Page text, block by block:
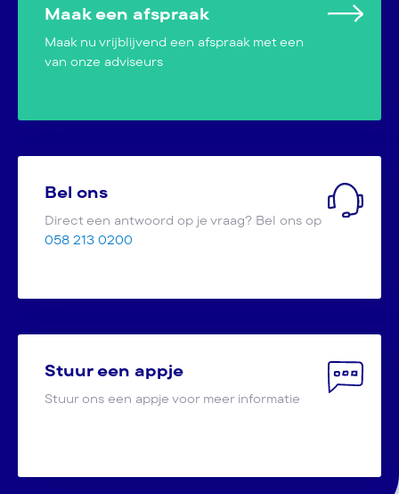
Maak een afspraak
Maak nu vrijblijvend een afspraak met een
van onze adviseurs
Bel ons
Direct een antwoord op je vraag? Bel ons op
058 213 0200
Stuur een appje
Stuur ons een appje voor meer informatie